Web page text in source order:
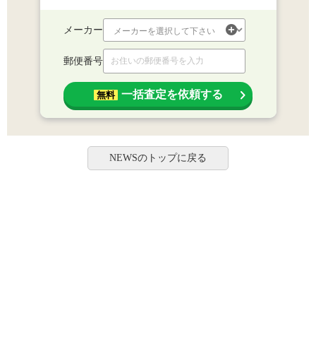
メーカー
郵便番号
無料 一括査定を依頼する
NEWSのトップに戻る